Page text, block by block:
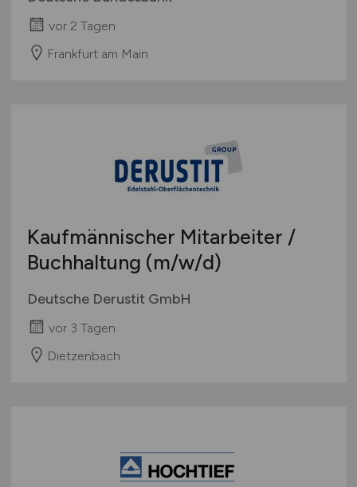
vor 2 Tagen
Frankfurt am Main
Kaufmännischer Mitarbeiter /
Buchhaltung (m/w/d)
Deutsche Derustit GmbH
vor 3 Tagen
Dietzenbach